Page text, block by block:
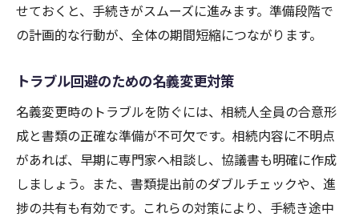
せておくと、手続きがスムーズに進みます。準備段階で
の計画的な行動が、全体の期間短縮につながります。
トラブル回避のための名義変更対策
名義変更時のトラブルを防ぐには、相続人全員の合意形
成と書類の正確な準備が不可欠です。相続内容に不明点
があれば、早期に専門家へ相談し、協議書も明確に作成
しましょう。また、書類提出前のダブルチェックや、進
捗の共有も有効です。これらの対策により、手続き途中